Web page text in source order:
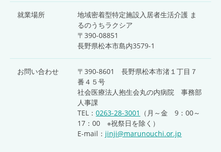
就業場所
地域密着型特定施設入居者生活介護 ま
るのうちラクシア
〒390-08851
長野県松本市島内3579-1
お問い合わせ
〒390-8601 長野県松本市渚１丁目７
番４５号
社会医療法人抱生会丸の内病院 事務部
人事課
TEL：0263-28-3001
（月～金 9：00～
17：00 ※祝祭日を除く）
E-mail： jinji@marunouchi.or.jp